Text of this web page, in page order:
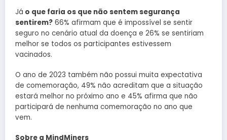
Já o que faria os que não sentem segurança
sentirem? 66% afirmam que é impossível se sentir
seguro no cenário atual da doença e 26% se sentiriam
melhor se todos os participantes estivessem
vacinados.
O ano de 2023 também não possui muita expectativa
de comemoração, 49% não acreditam que a situação
estará melhor no próximo ano e 45% afirma que não
participará de nenhuma comemoração no ano que
vem.
Sobre a MindMiners